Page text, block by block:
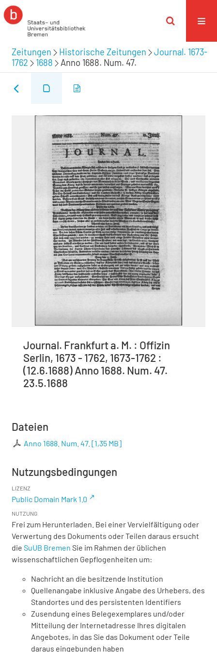
Zeitungen Historische Zeitungen
Journal. 1673-
1762
1688 Anno 1688. Num. 47.
Journal. Frankfurt a. M. : Offizin
Serlin, 1673 - 1762, 1673-1762 :
(12.6.1688) Anno 1688. Num. 47.
23.5.1688
Dateien
Anno 1688. Num. 47. [1,35 MB]
Nutzungsbedingungen
LIZENZ
Public Domain Mark 1.0
NUTZUNG
Frei zum Herunterladen. Bei einer Vervielfältigung oder
Verwertung des Dokuments oder Teilen daraus ersucht
die SuUB Bremen Sie im Rahmen der üblichen
wissenschaftlichen Gepflogenheiten um:
Nachricht an die besitzende Institution
Quellenangabe inklusive Angabe des Urhebers, des
Standortes und des persistenten Identifiers
Zusendung eines Belegexemplares und/oder
Mitteilung der Internetadresse Ihres digitalen
Angebotes, in das Sie das Dokument oder Teile
daraus eingebunden haben